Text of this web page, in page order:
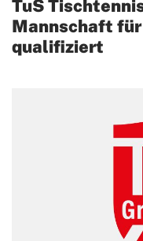
TuS
Mannschaft
qualifiziert